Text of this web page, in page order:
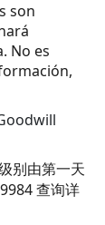
son
No es
别由第一天
查询详